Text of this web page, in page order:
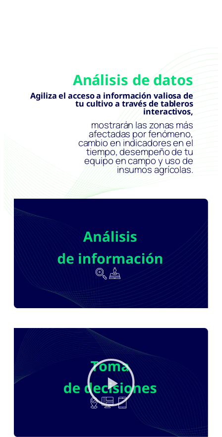
Análisis de datos
Agiliza el acceso a información valiosa de
tu cultivo a través de tableros
interactivos,
mostrarán las zonas más
afectadas por fenómeno,
cambio en indicadores en el
tiempo, desempeño de tu
equipo en campo y uso de
insumos agrícolas.